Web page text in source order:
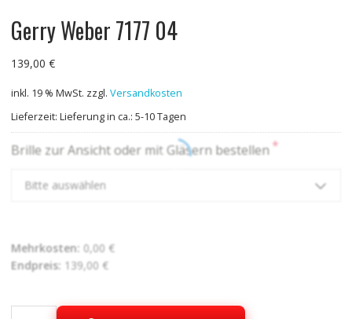
Gerry Weber 7177 04
139,00 €
inkl. 19 % MwSt. zzgl. Versandkosten
Lieferzeit: Lieferung in ca.: 5-10 Tagen
Brille zur Ansicht oder mit Gläsern bestellen*
Bitte auswählen
Mehrkosten: 0,00 €
Endpreis: 139,00 €